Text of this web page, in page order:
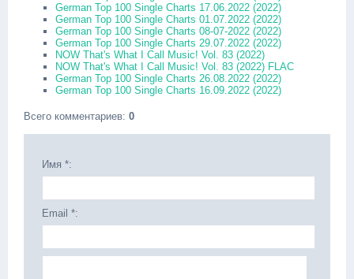
German Top 100 Single Charts 17.06.2022 (2022)
German Top 100 Single Charts 01.07.2022 (2022)
German Top 100 Single Charts 08-07-2022 (2022)
German Top 100 Single Charts 29.07.2022 (2022)
NOW That's What I Call Music! Vol. 83 (2022)
NOW That's What I Call Music! Vol. 83 (2022) FLAC
German Top 100 Single Charts 26.08.2022 (2022)
German Top 100 Single Charts 16.09.2022 (2022)
Всего комментариев: 0
Имя *:
Email *: